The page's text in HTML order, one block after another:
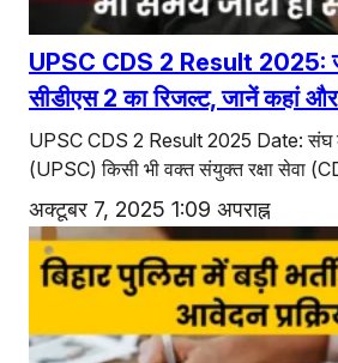
UPSC CDS 2 Result 2025:
सीडीएस 2 का रिजल्ट, जानें कहां
UPSC CDS 2 Result 2025 Date: संघ
(UPSC) किसी भी वक्त संयुक्त रक्षा सेवा
अक्टूबर 7, 2025 1:09 अपराह्न